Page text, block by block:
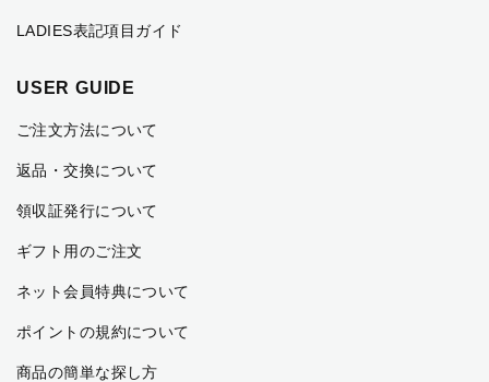
LADIES表記項目ガイド
USER GUIDE
ご注文方法について
返品・交換について
領収証発行について
ギフト用のご注文
ネット会員特典について
ポイントの規約について
商品の簡単な探し方